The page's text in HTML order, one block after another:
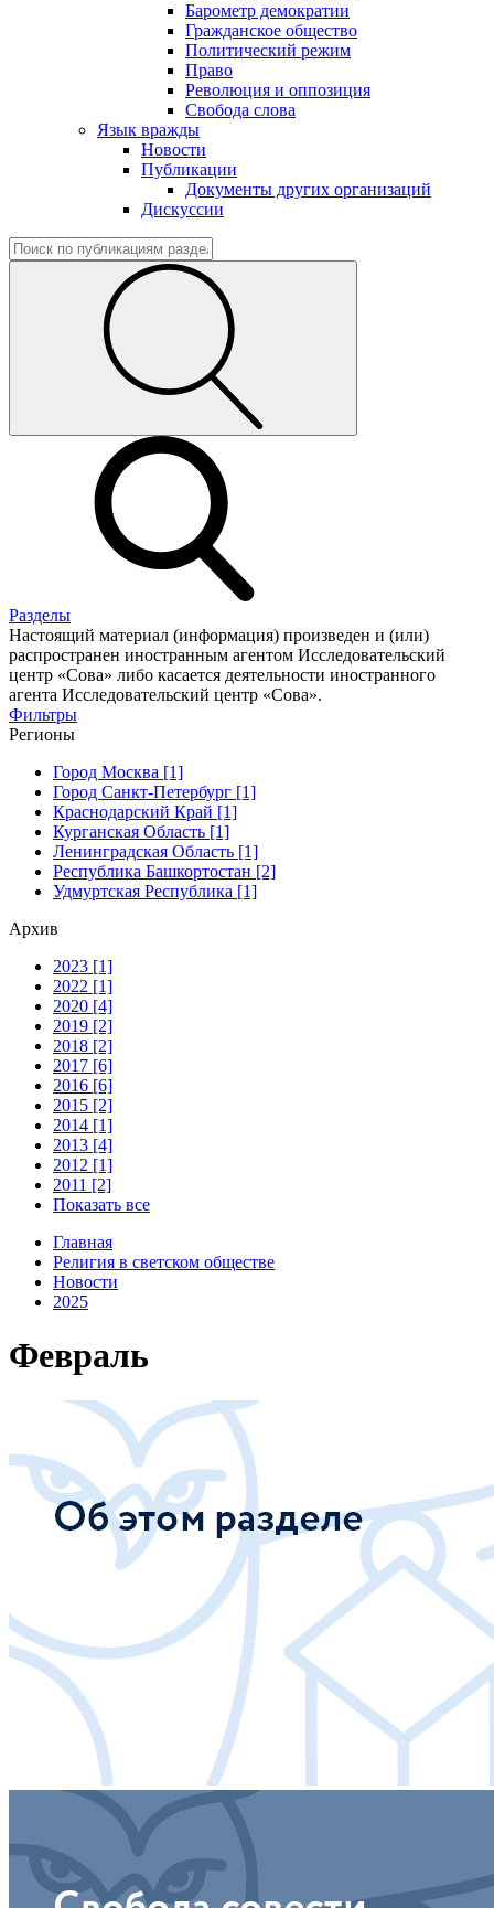
Барометр демократии
Гражданское общество
Политический режим
Право
Революция и оппозиция
Свобода слова
Язык вражды
Новости
Публикации
Документы других организаций
Дискуссии
Разделы
Настоящий материал (информация) произведен и (или)
распространен иностранным агентом Исследовательский
центр «Сова» либо касается деятельности иностранного
агента Исследовательский центр «Сова».
Фильтры
Регионы
Город Москва [1]
Город Санкт-Петербург [1]
Краснодарский Край [1]
Курганская Область [1]
Ленинградская Область [1]
Республика Башкортостан [2]
Удмуртская Республика [1]
Архив
2023 [1]
2022 [1]
2020 [4]
2019 [2]
2018 [2]
2017 [6]
2016 [6]
2015 [2]
2014 [1]
2013 [4]
2012 [1]
2011 [2]
Показать все
Главная
Религия в светском обществе
Новости
2025
Февраль